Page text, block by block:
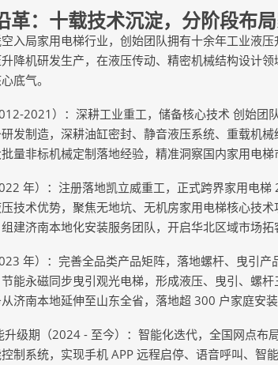
：十载技术沉淀，分阶段布局
局家用电梯行业，创始团队拥有十余年工业液压
降机研发生产，在液压传动、精密机械结构设计
底气。
2021）：深耕工业重工，储备核心技术 创始团
发制造，深耕油缸密封、静音液压系统、重载机
量非标机械定制落地经验，精准洞察国内家用电梯
年）：注册落地凯立威重工，正式跨界家用电梯
技术优势，聚焦无地坑、无机房家用电梯核心技
建济南本地化安装服务团队，开启华北区域市场拓
年）：完善全品类产品矩阵，落地螺杆、曳引产
能永磁同步曳引观光电梯，形成液压、曳引、螺
济南本地延伸至山东全省，落地超 300 户家庭安装
期（2024 - 至今）：智能化迭代，全国网点布
制系统，实现手机 APP 远程启停、语音呼叫、智